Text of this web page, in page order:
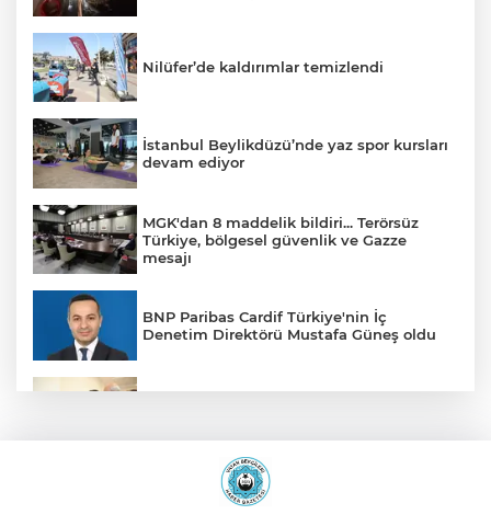
Nilüfer’de kaldırımlar temizlendi
İstanbul Beylikdüzü’nde yaz spor kursları
devam ediyor
MGK'dan 8 maddelik bildiri... Terörsüz
Türkiye, bölgesel güvenlik ve Gazze
mesajı
BNP Paribas Cardif Türkiye'nin İç
Denetim Direktörü Mustafa Güneş oldu
Sakarya’da ücretsiz doğalgaza
kavuşacaklar